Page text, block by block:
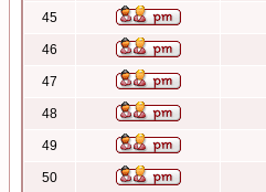
45
46
47
48
49
50